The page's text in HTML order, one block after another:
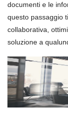
documenti e le
questo passaggio
collaborativa,
soluzione a